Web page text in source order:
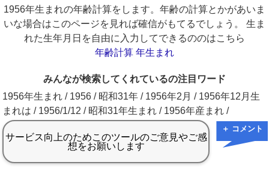
1956年生まれの年齢計算をします。年齢の計算とかがあいま
いな場合はこのページを見れば確信がもてるでしょう。 生ま
れた生年月日を自由に入力してできるののはこちら
年齢計算 年生まれ
みんなが検索してくれているの注目ワード
1956年生まれ / 1956 / 昭和31年 / 1956年2月 / 1956年12月生
まれは / 1956/1/12 / 昭和31年生まれ / 1956年産まれ /
＋ コメント